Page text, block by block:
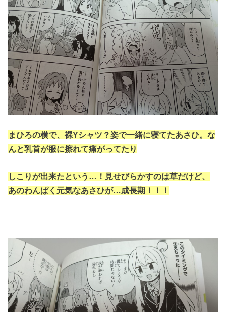
まひろの横で、裸Yシャツ？姿で一緒に寝てたあさひ。な
んと乳首が服に擦れて痛がってたり
しこりが出来たという…！見せびらかすのは草だけど、
あのわんぱく元気なあさひが…成長期！！！